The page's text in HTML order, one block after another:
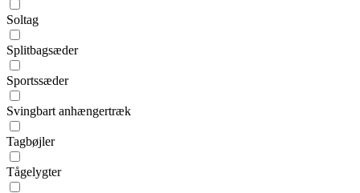
Soltag
Splitbagsæder
Sportssæder
Svingbart anhængertræk
Tagbøjler
Tågelygter